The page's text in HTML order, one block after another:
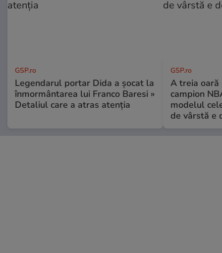
GSP.ro
Legendarul portar Dida a șocat la
înmormântarea lui Franco Baresi »
Detaliul care a atras atenția
GSP.ro
A treia oară
campion
modelul
de vârstă e